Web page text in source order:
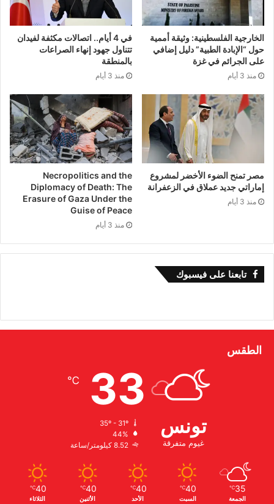
الخارجية الفلسطينية: وثيقة أممية
حول “الإبادة الطبية” دليل إضافي
على الجرائم في غزة
منذ 3 أيام
في 4 أيام.. اتصالات مكثفة لفيدان
تتناول جهود إنهاء الصراعات
بالمنطقة
منذ 3 أيام
مصر تمنح الضوء الأخضر لمشروع
إماراتي جديد عملاق في الزعفرانة
منذ 3 أيام
Necropolitics and the
Diplomacy of Death: The
Erasure of Gaza Under the
Guise of Peace
منذ 3 أيام
تابعنا على فيسبوك
الطقس
تونس
غيوم متفرقة
33
℃
44%
8.52 كيلومتر/ساعة
35
℃
الجمعة
40
℃
السبت
40
℃
الأحد
40
℃
الأثنين
40
℃
الثلاثاء